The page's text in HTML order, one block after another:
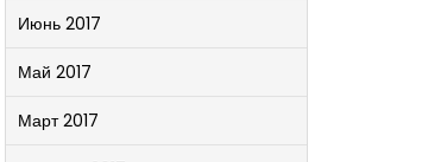
Июнь 2017
Май 2017
Март 2017